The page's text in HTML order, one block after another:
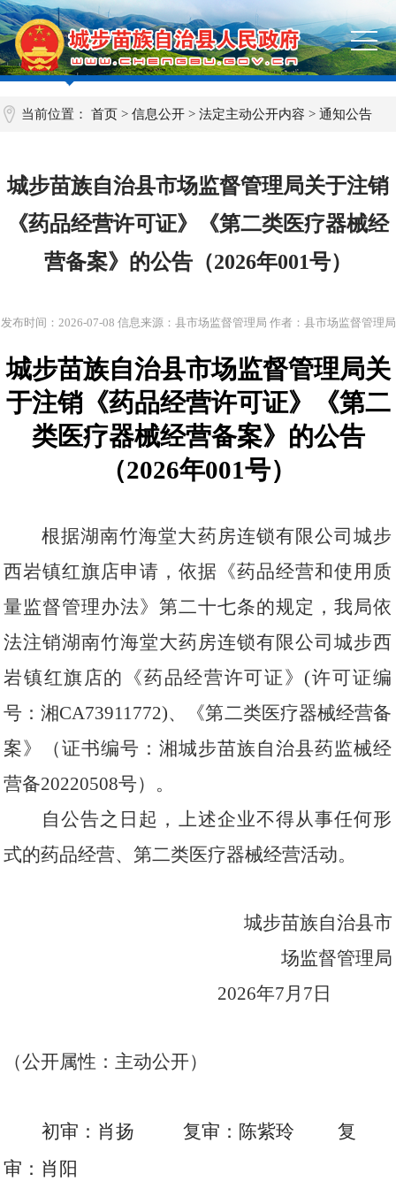
当前位置：首页 >信息公开 >法定主动公开内容 >通知公告
城步苗族自治县市场监督管理局关于注销
《药品经营许可证》《第二类医疗器械经
营备案》的公告（2026年001号）
发布时间： 2026-07-08 信息来源：县市场监督管理局 作者：县市场监督管理局
城步苗族自治县市场监督管理局关
于注销《药品经营许可证》
《第二
类医疗器械经营备案》 的公告
（2026年001号）
根据湖南竹海堂大药房连锁有限公司城步
西岩镇红旗店申请，依据《药品经营和使用质
量监督管理办法》第二十七条的规定，我局依
法注销湖南竹海堂大药房连锁有限公司城步西
岩镇红旗店的《药品经营许可证》 (许可证编
号 ：湘CA73911772)、《第二类医疗器械经营备
案》（证书编号：湘城步苗族自治县药监械经
营备20220508号）。
自公告之日起，上述企业不得从事任何形
式的药品经营、第二类医疗器械经营活动。
城步苗族自治县市
场监督管理局
2026年7月 7 日
（公开属性：主动公开）
初审：肖扬 复审：陈紫玲
复
审：肖阳